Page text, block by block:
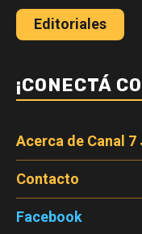
Editoriales
¡CONECTÁ
Acerca de Canal
Contacto
Facebook